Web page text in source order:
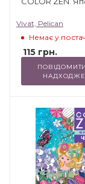
Vivat, Pelican
Немає у
115 грн.